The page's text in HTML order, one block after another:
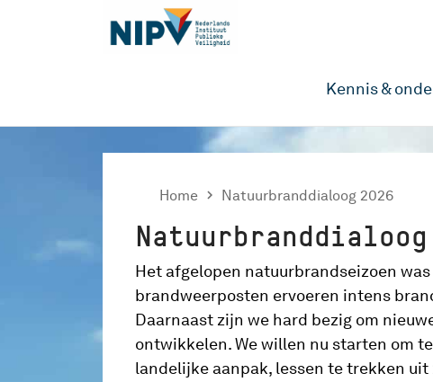
Kennis &
Home  Natuurbranddialoog 2026
Natuurbranddialoog
Het afgelopen natuurbrandseizoen
brandweerposten ervoeren intens
Daarnaast zijn we hard bezig om
ontwikkelen. We willen nu starten om
landelijke aanpak, lessen te trekken uit